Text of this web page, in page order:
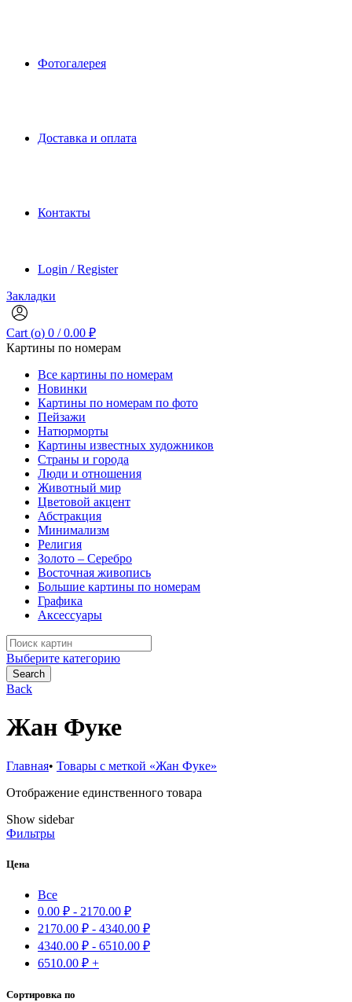
Фотогалерея
Доставка и оплата
Контакты
Login / Register
Закладки
Cart (o) 0 / 0.00 ₽
Картины по номерам
Все картины по номерам
Новинки
Картины по номерам по фото
Пейзажи
Натюрморты
Картины известных художников
Страны и города
Люди и отношения
Животный мир
Цветовой акцент
Абстракция
Минимализм
Религия
Золото – Серебро
Восточная живопись
Большие картины по номерам
Графика
Аксессуары
Search
for:
Выберите категорию
Search
Back
Жан Фуке
Главная• Товары с меткой «Жан Фуке»
Отображение единственного товара
Show sidebar
Фильтры
Цена
Все
0.00 ₽ - 2170.00 ₽
2170.00 ₽ - 4340.00 ₽
4340.00 ₽ - 6510.00 ₽
6510.00 ₽ +
Сортировка по